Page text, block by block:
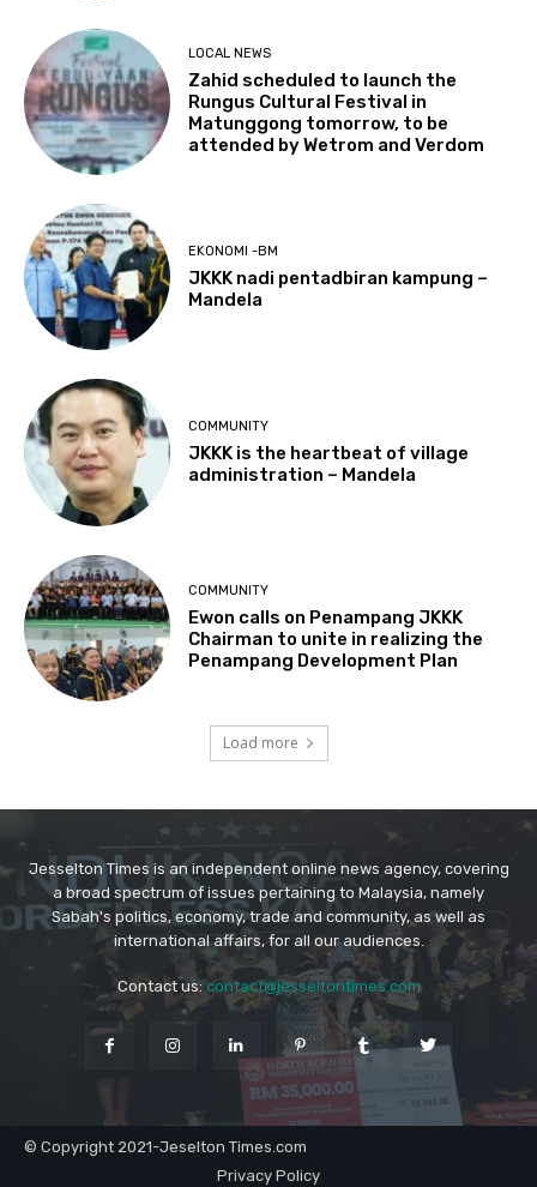
Jesselton Times is an independent online news agency, covering
a broad spectrum of issues pertaining to Malaysia, namely
Sabah's politics, economy, trade and community, as well as
international affairs, for all our audiences.
Contact us:contact@jesseltontimes.com
© Copyright 2021-Jeselton Times.com
Privacy Policy